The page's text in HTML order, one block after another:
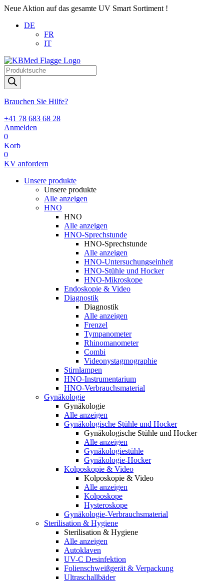
Neue Aktion auf das gesamte UV Smart Sortiment !
DE
FR
IT
Products
search
Brauchen Sie Hilfe?
+41 78 683 68 28
Anmelden
0
Korb
0
KV anfordern
Unsere produkte
Unsere produkte
Alle anzeigen
HNO
HNO
Alle anzeigen
HNO-Sprechstunde
HNO-Sprechstunde
Alle anzeigen
HNO-Untersuchungseinheit
HNO-Stühle und Hocker
HNO-Mikroskope
Endoskopie & Video
Diagnostik
Diagnostik
Alle anzeigen
Frenzel
Tympanometer
Rhinomanometer
Combi
Videonystagmographie
Stirnlampen
HNO-Instrumentarium
HNO-Verbrauchsmaterial
Gynäkologie
Gynäkologie
Alle anzeigen
Gynäkologische Stühle und Hocker
Gynäkologische Stühle und Hocker
Alle anzeigen
Gynäkologiestühle
Gynäkologie-Hocker
Kolposkopie & Video
Kolposkopie & Video
Alle anzeigen
Kolposkope
Hysteroskope
Gynäkologie-Verbrauchsmaterial
Sterilisation & Hygiene
Sterilisation & Hygiene
Alle anzeigen
Autoklaven
UV-C Desinfektion
Folienschweißgerät & Verpackung
Ultraschallbäder